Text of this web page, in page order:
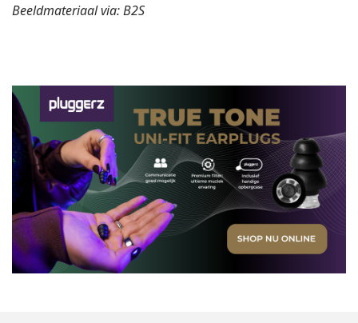
Beeldmateriaal via: B2S